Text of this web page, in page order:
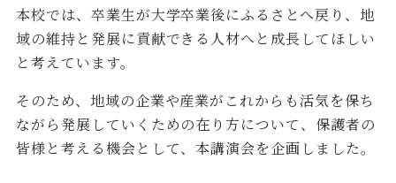
本校では、卒業生が大学卒業後にふるさとへ戻り、地
域の維持と発展に貢献できる人材へと成長してほしい
と考えています。
そのため、地域の企業や産業がこれからも活気を保ち
ながら発展していくための在り方について、保護者の
皆様と考える機会として、本講演会を企画しました。